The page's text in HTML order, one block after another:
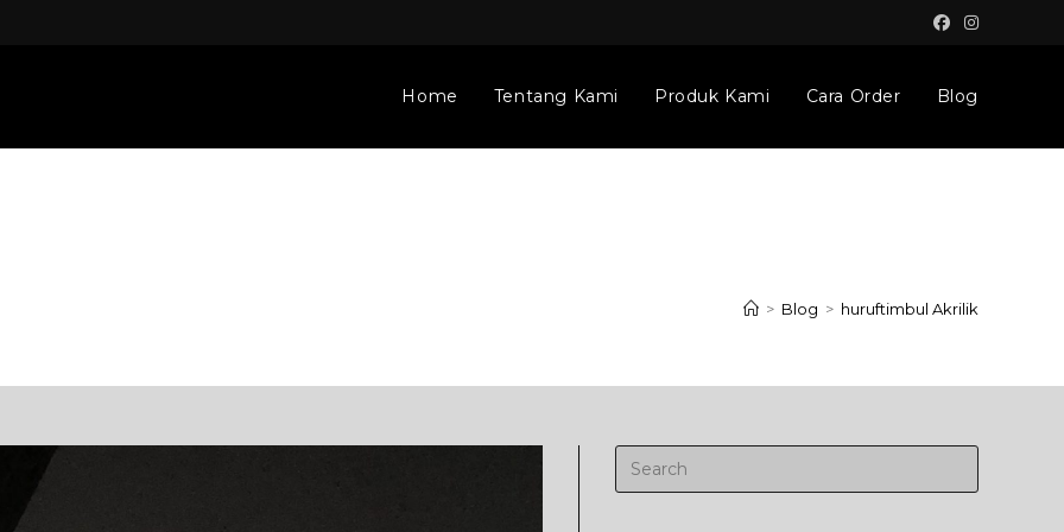
Home Tentang Kami Produk Kami Cara Order Blog
> Blog > huruftimbul Akrilik